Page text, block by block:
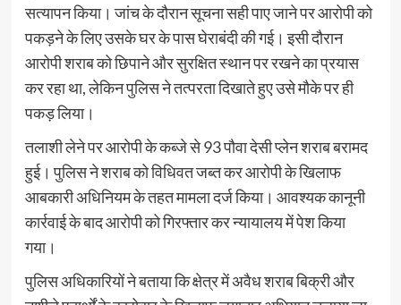
सत्यापन किया। जांच के दौरान सूचना सही पाए जाने पर आरोपी को
पकड़ने के लिए उसके घर के पास घेराबंदी की गई। इसी दौरान
आरोपी शराब को छिपाने और सुरक्षित स्थान पर रखने का प्रयास
कर रहा था, लेकिन पुलिस ने तत्परता दिखाते हुए उसे मौके पर ही
पकड़ लिया।
तलाशी लेने पर आरोपी के कब्जे से 93 पौवा देसी प्लेन शराब बरामद
हुई। पुलिस ने शराब को विधिवत जब्त कर आरोपी के खिलाफ
आबकारी अधिनियम के तहत मामला दर्ज किया। आवश्यक कानूनी
कार्रवाई के बाद आरोपी को गिरफ्तार कर न्यायालय में पेश किया
गया।
पुलिस अधिकारियों ने बताया कि क्षेत्र में अवैध शराब बिक्री और